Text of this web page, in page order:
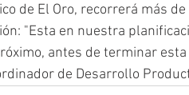
de El Oro, recorrerá más
"Esta en nuestra
antes de terminar
de Desarrollo